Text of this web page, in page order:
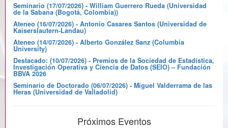
Seminario (17/07/2026) - William Guerrero Rueda (Universidad
de la Sabana (Bogotá, Colombia))
Ateneo (16/07/2026) - Antonio Casares Santos (Universidad de
Kaiserslautern-Landau)
Ateneo (14/07/2026) - Alberto González Sanz (Columbia
University)
Destacado: (10/07/2026) - Premios de la Sociedad de Estadística,
Investigación Operativa y Ciencia de Datos (SEIO) – Fundación
BBVA 2026
Seminario de Doctorado (06/07/2026) - Miguel Valderrama de las
Heras (Universidad de Valladolid)
Próximos Eventos